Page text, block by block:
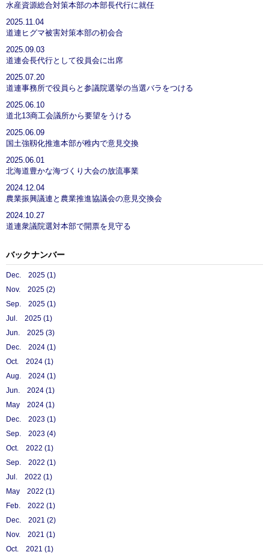
水産資源総合対策本部の本部長代行に就任
2025.11.04
道連ヒグマ被害対策本部の初会合
2025.09.03
道連会長代行として役員会に出席
2025.07.20
道連事務所で役員らと参議院選挙の当選バラをつける
2025.06.10
道北13商工会議所から要望をうける
2025.06.09
国土強靱化推進本部が稚内で意見交換
2025.06.01
北海道豊かな海づくり大会の放流事業
2024.12.04
農業振興議連と農業推進協議会の意見交換会
2024.10.27
道連衆議院選対本部で開票を見守る
バックナンバー
Dec. 2025 (1)
Nov. 2025 (2)
Sep. 2025 (1)
Jul. 2025 (1)
Jun. 2025 (3)
Dec. 2024 (1)
Oct. 2024 (1)
Aug. 2024 (1)
Jun. 2024 (1)
May 2024 (1)
Dec. 2023 (1)
Sep. 2023 (4)
Oct. 2022 (1)
Sep. 2022 (1)
Jul. 2022 (1)
May 2022 (1)
Feb. 2022 (1)
Dec. 2021 (2)
Nov. 2021 (1)
Oct. 2021 (1)